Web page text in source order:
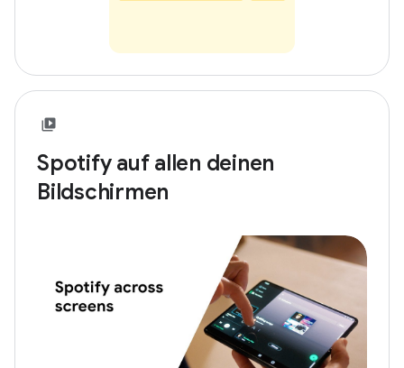
Spotify auf allen deinen
Bildschirmen